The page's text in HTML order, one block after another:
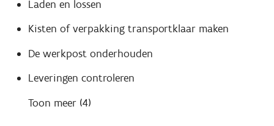
Laden en lossen
Kisten of verpakking transportklaar maken
De werkpost onderhouden
Leveringen controleren
Toon meer (4)